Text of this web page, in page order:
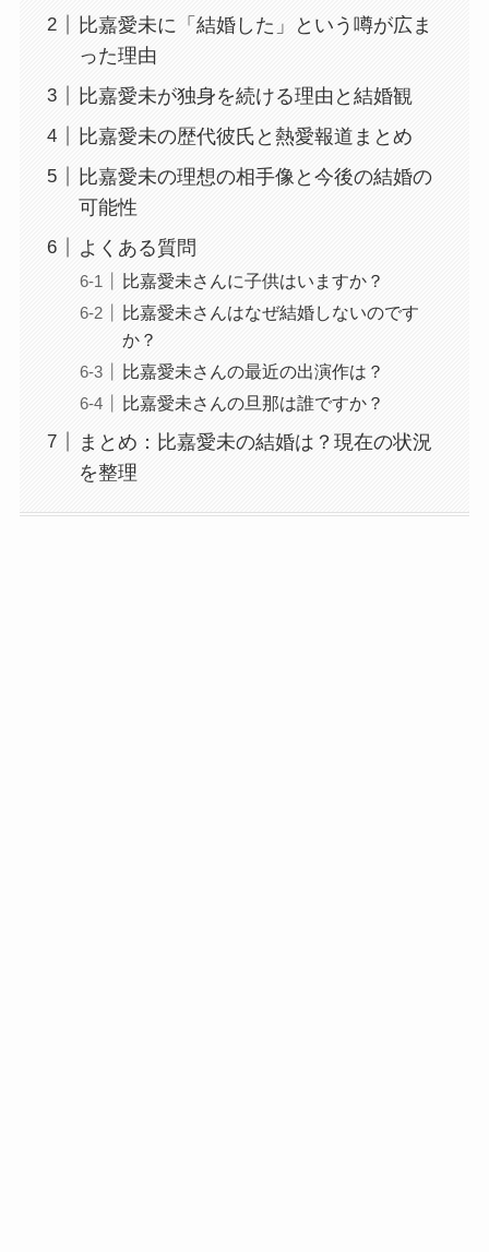
比嘉愛未に「結婚した」という噂が広ま
った理由
比嘉愛未が独身を続ける理由と結婚観
比嘉愛未の歴代彼氏と熱愛報道まとめ
比嘉愛未の理想の相手像と今後の結婚の
可能性
よくある質問
比嘉愛未さんに子供はいますか？
比嘉愛未さんはなぜ結婚しないのです
か？
比嘉愛未さんの最近の出演作は？
比嘉愛未さんの旦那は誰ですか？
まとめ：比嘉愛未の結婚は？現在の状況
を整理